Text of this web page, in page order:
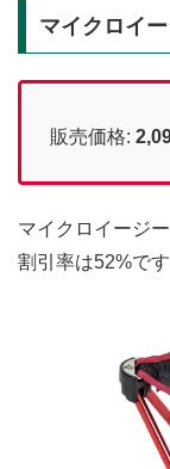
マイクロイ
販売価格:
マイクロイージ
割引率は52%です